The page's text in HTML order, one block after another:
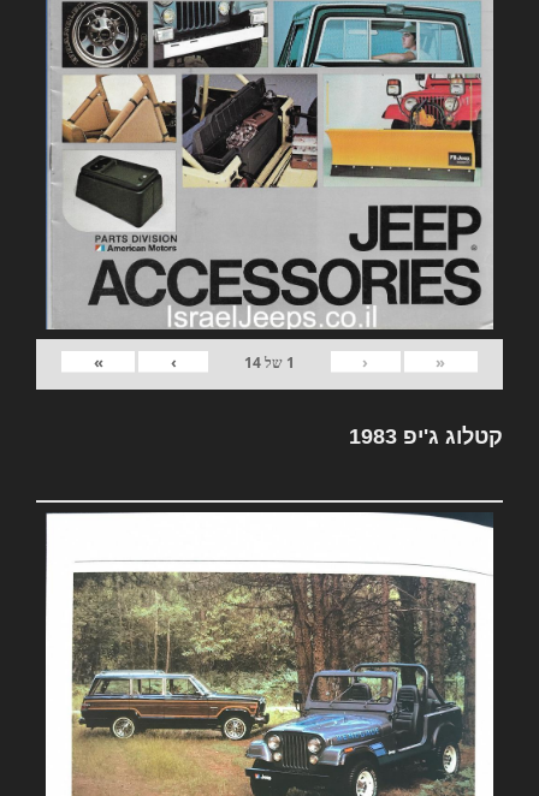
«
‹
1 של14
›
»
קטלוג ג'יפ 1983